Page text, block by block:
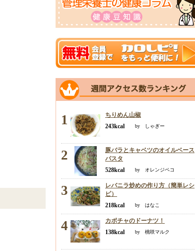
1
ちりめん山椒
243kcal
by しゃぎー
2
豚バラとキャベツのオイルベース
パスタ
528kcal
by オレンジペコ
3
レバニラ炒めの作り方（簡単レシ
ピ）
218kcal
by はなこ
4
カボチャのドーナツ！
138kcal
by 桃咲マルク